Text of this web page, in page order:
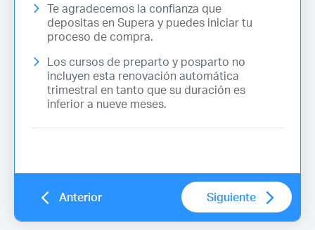
Te agradecemos la confianza que
depositas en Supera y puedes iniciar tu
proceso de compra.
Los cursos de preparto y posparto no
incluyen esta renovación automática
trimestral en tanto que su duración es
inferior a nueve meses.
Anterior Siguiente